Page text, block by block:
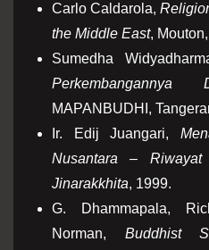
Carlo Caldarola,
the Middle East,
Sumedha
MAPANBUDHI,
Ir. Edij Juangari,
Nusantara –
Jinarakkhita, 1999.
G. Dhammapala,
Norman, Buddhist